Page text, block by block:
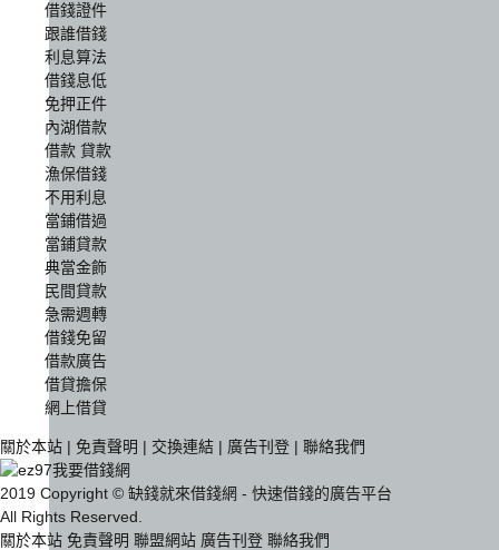
借錢證件
跟誰借錢
利息算法
借錢息低
免押正件
內湖借款
借款 貸款
漁保借錢
不用利息
當鋪借過
當鋪貸款
典當金飾
民間貸款
急需週轉
借錢免留
借款廣告
借貸擔保
網上借貸
關於本站 | 免責聲明 | 交換連結 | 廣告刊登 | 聯絡我們
2019 Copyright © 缺錢就來借錢網 - 快速借錢的廣告平台
All Rights Reserved.
關於本站 免責聲明 聯盟網站 廣告刊登 聯絡我們